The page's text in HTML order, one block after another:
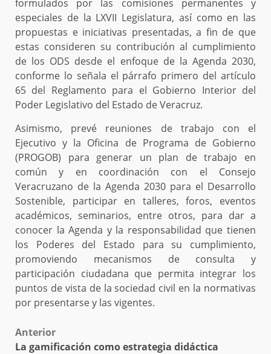
formulados por las comisiones permanentes y
especiales de la LXVII Legislatura, así como en las
propuestas e iniciativas presentadas, a fin de que
estas consideren su contribución al cumplimiento
de los ODS desde el enfoque de la Agenda 2030,
conforme lo señala el párrafo primero del artículo
65 del Reglamento para el Gobierno Interior del
Poder Legislativo del Estado de Veracruz.
Asimismo, prevé reuniones de trabajo con el
Ejecutivo y la Oficina de Programa de Gobierno
(PROGOB) para generar un plan de trabajo en
común y en coordinación con el Consejo
Veracruzano de la Agenda 2030 para el Desarrollo
Sostenible, participar en talleres, foros, eventos
académicos, seminarios, entre otros, para dar a
conocer la Agenda y la responsabilidad que tienen
los Poderes del Estado para su cumplimiento,
promoviendo mecanismos de consulta y
participación ciudadana que permita integrar los
puntos de vista de la sociedad civil en la normativas
por presentarse y las vigentes.
Post
Anterior
La gamificación como estrategia didáctica